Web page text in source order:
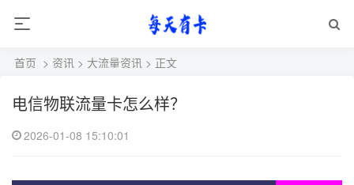
首页 > 资讯 > 大流量资讯 > 正文
电信物联流量卡怎么样？
2026-01-08 15:10:01